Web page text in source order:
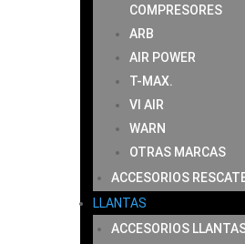
COMPRESORES
ARB
AIR POWER
T-MAX.
VI AIR
WARN
OTRAS MARCAS
ACCESORIOS
LLANTAS
ACCESORIOS